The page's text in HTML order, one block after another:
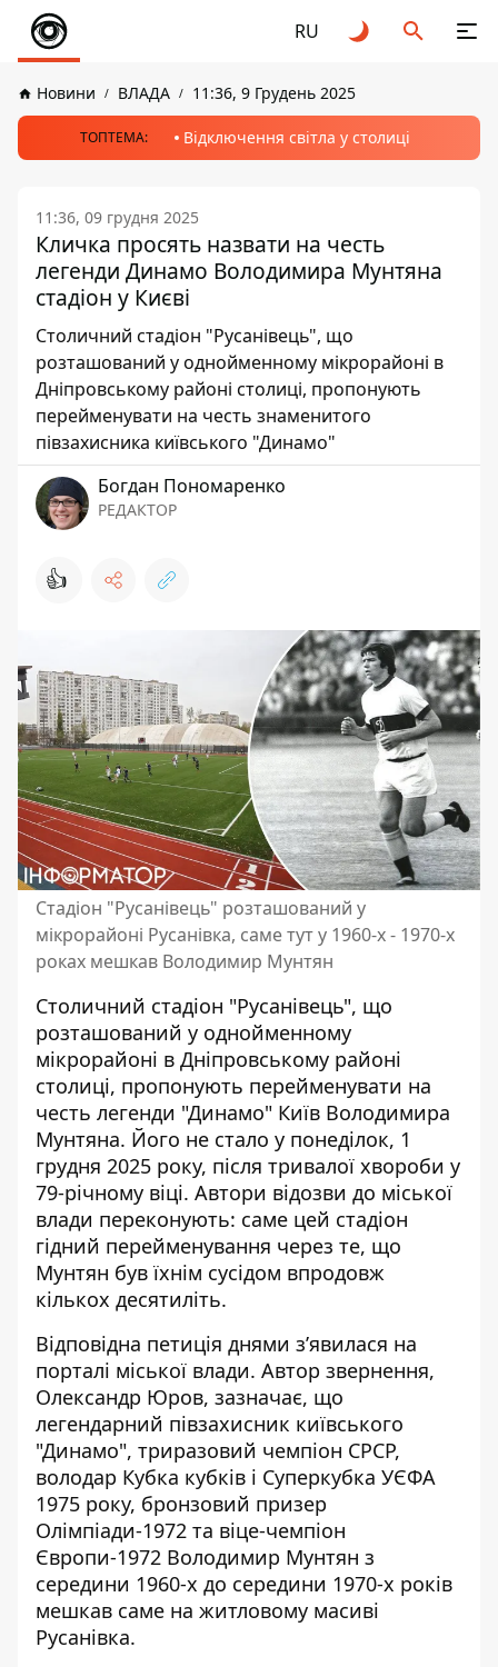
RU
Новини ВЛАДА 11:36, 9 Грудень 2025
ТОПТЕМА: Відключення світла у столиці
11:36, 09 грудня 2025
Кличка просять назвати на честь
легенди Динамо Володимира Мунтяна
стадіон у Києві
Столичний стадіон "Русанівець", що
розташований у однойменному мікрорайоні в
Дніпровському районі столиці, пропонують
перейменувати на честь знаменитого
півзахисника київського "Динамо"
Богдан Пономаренко
РЕДАКТОР
👍
Стадіон "Русанівець" розташований у
мікрорайоні Русанівка, саме тут у 1960-х - 1970-х
роках мешкав Володимир Мунтян
Столичний стадіон "Русанівець", що
розташований у однойменному
мікрорайоні в Дніпровському районі
столиці, пропонують перейменувати на
честь легенди "Динамо" Київ Володимира
Мунтяна. Його не стало у понеділок, 1
грудня 2025 року, після тривалої хвороби у
79-річному віці. Автори відозви до міської
влади переконують: саме цей стадіон
гідний перейменування через те, що
Мунтян був їхнім сусідом впродовж
кількох десятиліть.
Відповідна петиція днями з’явилася на
порталі міської влади. Автор звернення,
Олександр Юров, зазначає, що
легендарний півзахисник київського
"Динамо", триразовий чемпіон СРСР,
володар Кубка кубків і Суперкубка УЄФА
1975 року, бронзовий призер
Олімпіади-1972 та віце-чемпіон
Європи-1972 Володимир Мунтян з
середини 1960-х до середини 1970-х років
мешкав саме на житловому масиві
Русанівка.